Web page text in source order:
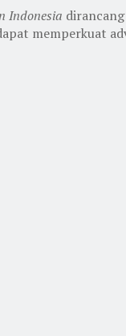
Indonesia
memperkuat